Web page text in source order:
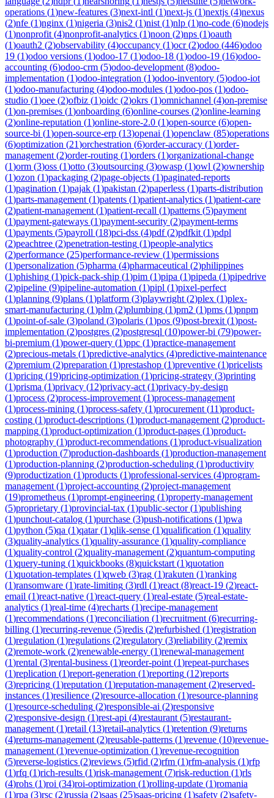
operations (1)new-features (3)next-intl (1)next-js (1)nextjs (4)nexus
(2)nfe (1)nginx (1)nigeria (3)nis2 (1)nist (1)nlp (1)no-code (6)nodejs
(1)nonprofit (4)nonprofit-analytics (1)noon (2)nps (1)oauth
(1)oauth2 (2)observability (4)occupancy (1)ocr(2)odoo (446)odoo
19 (1)odoo versions (1)odoo-17 (1)odoo-18 (1)odoo-19 (16)odoo-
accounting (6)odoo-crm (5)odoo-development (8)odoo-
implementation (1)odoo-integration (1)odoo-inventory (5)odoo-iot
(1)odoo-manufacturing (4)odoo-modules (1)odoo-pos (1)odoo-
studio (1)oee (2)ofbiz (1)oidc (2)okrs (1)omnichannel (4)on-premise
(1)on-premises (1)onboarding (6)online-courses (2)online-learning
(2)online-reputation (1)online-store-2.0 (1)open-source (6)open-
source-bi (1)open-source-erp (13)openai (1)openclaw (85)operations
(6)optimization (21)orchestration (6)order-accuracy (1)order-
management (2)order-routing (1)orders (1)organizational-change
(1)orm (3)oss (1)otto (3)outsourcing (3)owasp (1)owl (2)ownership
(1)ozon (1)packaging (2)page-objects (1)paginated-reports
(1)pagination (1)pajak (1)pakistan (2)paperless (1)parts-distribution
(1)parts-management (1)patents (1)patient-analytics (1)patient-care
(2)patient-management (1)patient-recall (1)patterns (5)payment
(1)payment-gateways (1)payment-security (2)payment-terms
(1)payments (5)payroll (18)pci-dss (4)pdf(2)pdfkit (1)pdpl
(2)peachtree (2)penetration-testing (1)people-analytics
(2)performance (25)performance-review (1)permissions
(1)personalization (5)pharma (4)pharmaceutical (2)philippines
(1)phishing (1)pick-pack-ship (1)pim (1)pipa (1)pipeda (1)pipedrive
(2)pipeline (9)pipeline-automation (1)pipl (1)pixel-perfect
(1)planning (9)plans (1)platform (3)playwright (2)plex (1)plex-
smart-manufacturing (1)plm (2)plumbing (1)pm2 (1)pms (1)pnpm
(1)point-of-sale (3)poland (3)polaris (1)pos (9)post-brexit (1)post-
implementation (2)postgres (2)postgresql (10)power-bi (79)power-
bi-premium (1)power-query (1)ppc (1)practice-management
(2)precious-metals (1)predictive-analytics (4)predictive-maintenance
(2)premium (2)preparation (1)prestashop (1)preventive (1)pricelists
(1)pricing (19)pricing-optimization (1)pricing-strategy (3)printing
(1)prisma (1)privacy (12)privacy-act (1)privacy-by-design
(1)process (2)process-improvement (1)process-management
(1)process-mining (1)process-safety (1)procurement (11)product-
costing (1)product-descriptions (1)product-management (2)product-
mapping (1)product-optimization (1)product-pages (1)product-
photography (1)product-recommendations (1)product-visualization
(1)production (7)production-dashboards (1)production-management
(1)production-planning (2)production-scheduling (1)productivity
(9)productization (1)products (1)professional-services (4)program-
management (1)project-accounting (2)project-management
(19)prometheus (1)prompt-engineering (1)property-management
(5)proprietary (1)provincial-tax (1)public-sector(1)publishing
(1)punchout-catalog (1)purchase (3)push-notifications (1)pwa
(1)python (5)qa (1)qatar(1)qlik-sense (1)qualification (1)quality
(3)quality-analytics (1)quality-assurance (1)quality-compliance
(1)quality-control (2)quality-management (2)quantum-computing
(1)query-tuning (1)quickbooks (8)quickstart (1)quotation
(1)quotation-templates (1)qweb (3)rag (1)rakuten (1)ranking
(1)ransomware (1)rate-limiting (3)rdl (1)react (8)react-19 (2)react-
email (1)react-native (1)react-query (1)real-estate (5)real-estate-
analytics (1)real-time (4)recharts (1)recipe-management
(1)recommendations (1)reconciliation (1)recruitment (6)recurring-
billing (1)recurring-revenue (5)redis (2)refurbished (1)registration
(1)regulation (1)regulations (2)regulatory (3)reliability (2)remix
(2)remote-work (2)renewable-energy (1)renewal-management
(1)rental (3)rental-business (1)reorder-point (1)repeat-purchases
(1)replication (1)report-generation (1)reporting (12)reports
(3)repricing (1)reputation (1)reputation-management (2)reserved-
instances (1)resilience (2)resource-allocation (1)resource-planning
(1)resource-scheduling (2)responsible-ai (2)responsive
(2)responsive-design (1)rest-api (4)restaurant (5)restaurant-
management (1)retail (13)retail-analytics (1)retention (9)returns
(4)returns-management (2)reusable-patterns (1)revenue (10)revenue-
management (1)revenue-optimization (1)revenue-recognition
(5)reverse-logistics (2)reviews (5)rfid (2)rfm (1)rfm-analysis (1)rfp
(1)rfq (1)rich-results (1)risk-management (7)risk-reduction (1)rls
(4)rohs (1)roi (34)roi-optimization (1)rolling-update (1)romania
(1)rpa (3)rsc (2)russia (2)saas (25)saas-pricing (1)safety (2)safety-